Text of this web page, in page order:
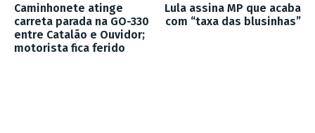
Caminhonete atinge
carreta parada na GO-330
entre Catalão e Ouvidor;
motorista fica ferido
Lula assina MP que acaba
com “taxa das blusinhas”